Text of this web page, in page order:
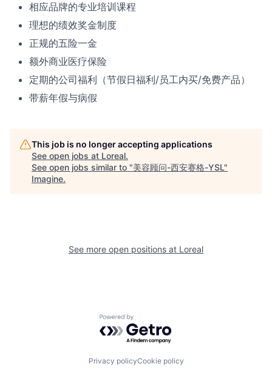
相应品牌的专业培训课程
理想的绩效奖金制度
正规的五险一金
额外商业医疗保险
定期的公司福利（节假日福利/员工内买/免费产品）
带薪年假与病假
This job is no longer accepting applications
See open jobs at Loreal.
See open jobs similar to "美容顾问-西安赛格-YSL"
Imagine.
See more open positions at Loreal
Powered by Getro.com
Privacy policyCookie policy